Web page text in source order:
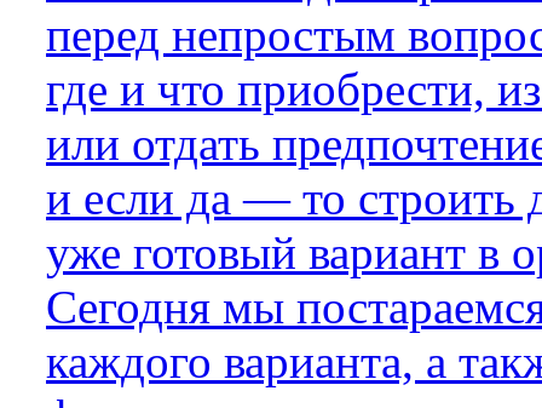
перед непростым
где и что приобрести,
или отдать
и если да — то строить
уже готовый вариант в
Сегодня мы
каждого варианта, а